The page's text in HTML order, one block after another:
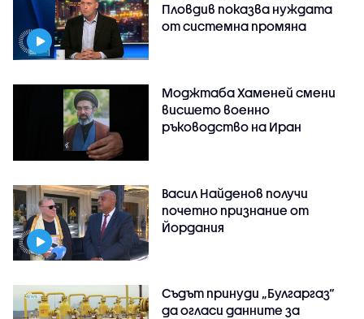
Пловдив показва нуждата
от системна промяна
Моджтаба Хаменей смени
висшето военно
ръководство на Иран
Васил Найденов получи
почетно признание от
Йордания
Съдът принуди „Булгаргаз“
да огласи данните за